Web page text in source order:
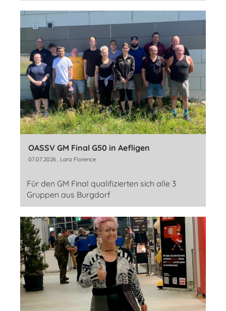
OASSV GM Final G50 in Aefligen
07.07.2026 , Lanz Florence
Für den GM Final qualifizierten sich alle 3
Gruppen aus Burgdorf